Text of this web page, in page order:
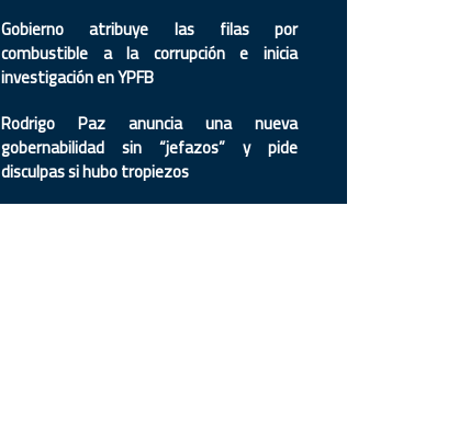
Gobierno atribuye las filas por
combustible a la corrupción e inicia
investigación en YPFB
Rodrigo Paz anuncia una nueva
gobernabilidad sin “jefazos” y pide
disculpas si hubo tropiezos